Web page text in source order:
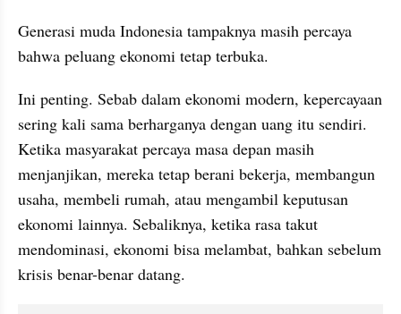
Generasi muda Indonesia tampaknya masih percaya
bahwa peluang ekonomi tetap terbuka.
Ini penting. Sebab dalam ekonomi modern, kepercayaan
sering kali sama berharganya dengan uang itu sendiri.
Ketika masyarakat percaya masa depan masih
menjanjikan, mereka tetap berani bekerja, membangun
usaha, membeli rumah, atau mengambil keputusan
ekonomi lainnya. Sebaliknya, ketika rasa takut
mendominasi, ekonomi bisa melambat, bahkan sebelum
krisis benar-benar datang.